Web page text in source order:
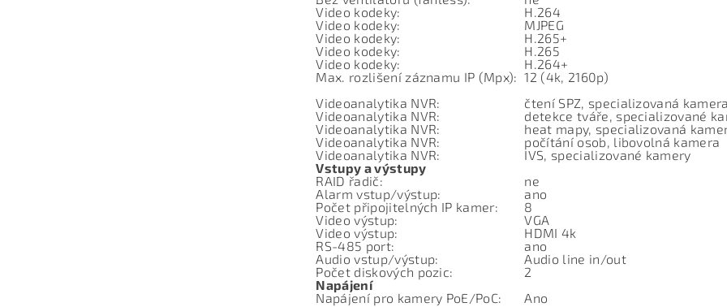
Video kodeky:
H.264
Video kodeky:
MJPEG
Video kodeky:
H.265+
Video kodeky:
H.265
Video kodeky:
H.264+
Max. rozlišení záznamu IP (Mpx):12 (4k, 2160p)
Videoanalytika NVR:
čtení SPZ, specializovaná kamera
Videoanalytika NVR:
detekce tváře, specializované
Videoanalytika NVR:
heat mapy, specializovaná
Videoanalytika NVR:
počítání osob, libovolná kamera
Videoanalytika NVR:
IVS, specializované kamery
Vstupy a výstupy
RAID řadič:
ne
Alarm vstup/výstup:
ano
Počet připojitelných IP kamer:
8
Video výstup:
VGA
Video výstup:
HDMI 4k
RS-485 port:
ano
Audio vstup/výstup:
Audio line in/out
Počet diskových pozic:
2
Napájení
Napájení pro kamery PoE/PoC:
Ano